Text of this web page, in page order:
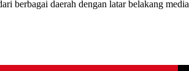
berbagai daerah dengan latar belakang media